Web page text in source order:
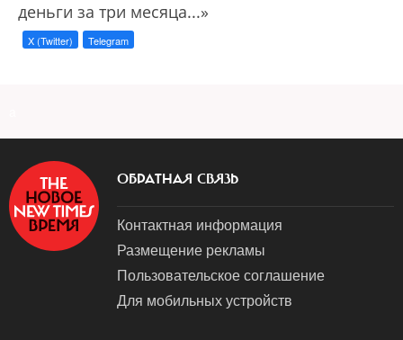
деньги за три месяца...»
X (Twitter) Telegram
ОБРАТНАЯ СВЯЗЬ
Контактная информация
Размещение рекламы
Пользовательское соглашение
Для мобильных устройств